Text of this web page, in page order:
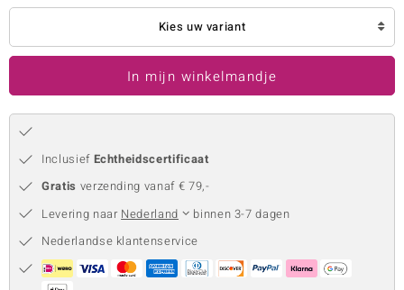
Collection
Kies uw variant
In mijn winkelmandje
Inclusief Echtheidscertificaat
Gratis verzending vanaf € 79,-
Levering naar Nederland
binnen 3-7 dagen
Nederlandse klantenservice